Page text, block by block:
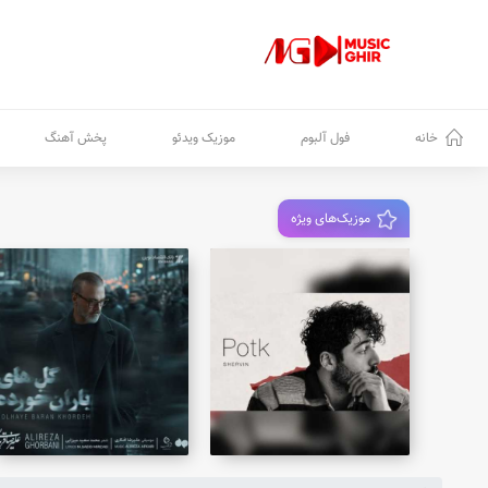
خانه فول آلبوم موزیک ویدئو پخش آهنگ
موزیک‌های ویژه